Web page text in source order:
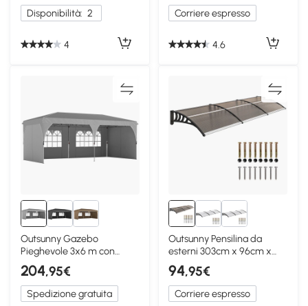
Disponibilità: 2
4
Corriere espresso
4.6
Outsunny Gazebo
Pieghevole 3x6 m con
Pareti UV50+, Grigio Chiaro
204,95€
Spedizione gratuita
Outsunny Pensilina da
esterni 303cm x 96cm x
27cm Marrone
94,95€
Corriere espresso